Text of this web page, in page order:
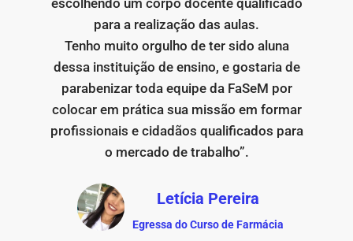
escolhendo um corpo docente qualificado
para a realização das aulas.
Tenho muito orgulho de ter sido aluna
dessa instituição de ensino, e gostaria de
parabenizar toda equipe da FaSeM por
colocar em prática sua missão em formar
profissionais e cidadãos qualificados para
o mercado de trabalho”.
Letícia Pereira
Egressa do Curso de Farmácia